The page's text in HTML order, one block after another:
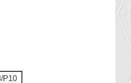
P10